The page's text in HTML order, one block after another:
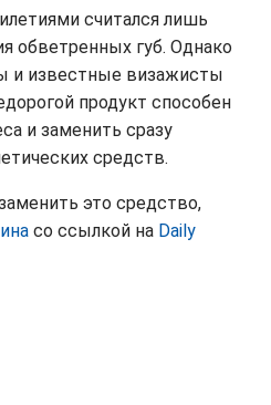
считался лишь
обветренных губ. Однако
и известные визажисты
продукт способен
и заменить сразу
средств.
это средство,
со ссылкой на Daily